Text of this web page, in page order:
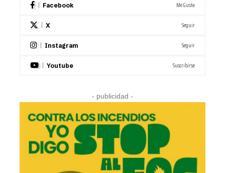
Facebook Me Gusta
X Seguir
Instagram Seguir
Youtube Suscribirse
- publicidad -